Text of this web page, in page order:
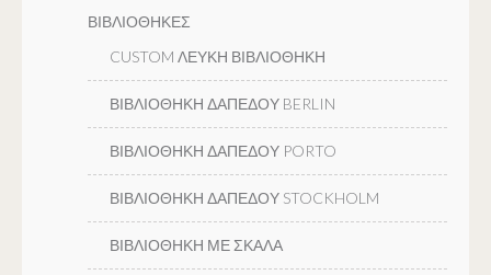
ΒΙΒΛΙΟΘΗΚΕΣ
CUSTOM ΛΕΥΚΗ ΒΙΒΛΙΟΘΗΚΗ
ΒΙΒΛΙΟΘΗΚΗ ΔΑΠΕΔΟΥ BERLIN
ΒΙΒΛΙΟΘΗΚΗ ΔΑΠΕΔΟΥ PORTO
ΒΙΒΛΙΟΘΗΚΗ ΔΑΠΕΔΟΥ STOCKHOLM
ΒΙΒΛΙΟΘΗΚΗ ΜΕ ΣΚΑΛΑ